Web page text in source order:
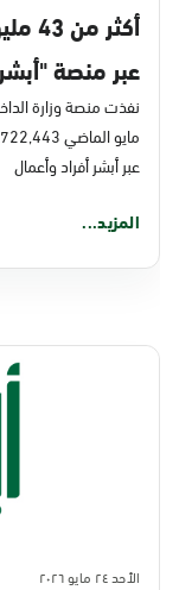
عبر منصة "أبشر"
نفذت منصة وزارة
عبر أبشر أفراد وأعمال
المزيد...
الأحد ٢٤ مايو ٢٠٢٦